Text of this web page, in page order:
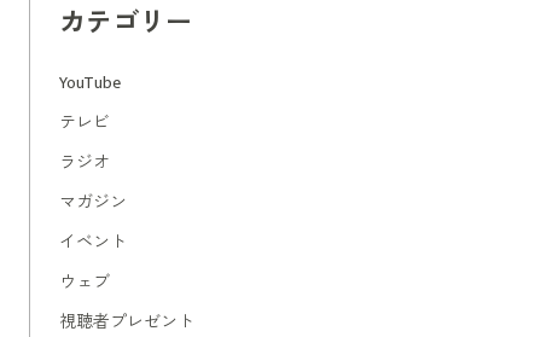
カテゴリー
YouTube
テレビ
ラジオ
マガジン
イベント
ウェブ
視聴者プレゼント